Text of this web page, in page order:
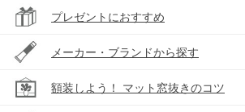
プレゼントにおすすめ
メーカー・ブランドから探す
額装しよう！ マット窓抜きのコツ